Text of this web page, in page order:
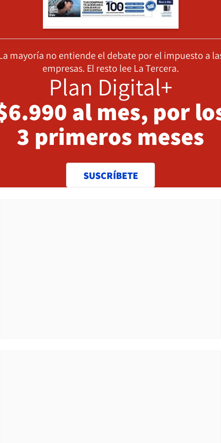
mayoría no entiende el debate por el impuesto a
empresas. El resto lee La Tercera.
Plan Digital+
al mes, por
3 primeros meses
SUSCRÍBETE